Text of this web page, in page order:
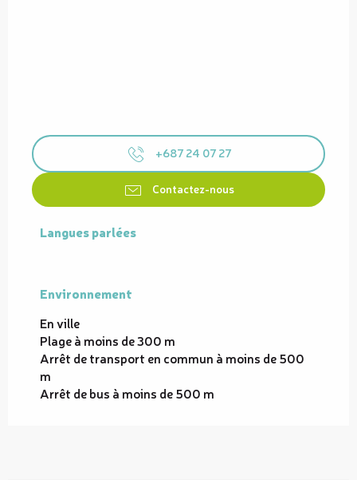
+687 24 07 27
Contactez-nous
Langues parlées
Langues parlées
Environnement
Environnement
En ville
Plage à moins de 300 m
Arrêt de transport en commun à moins de 500
m
Arrêt de bus à moins de 500 m